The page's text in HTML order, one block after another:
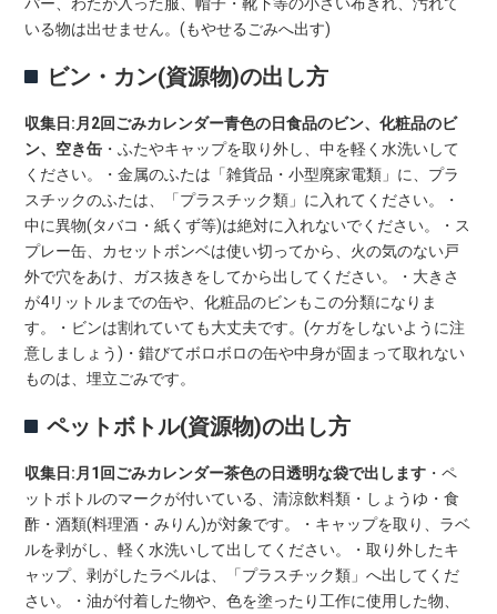
いる物は出せません。(もやせるごみへ出す)
ビン・カン(資源物)の出し方
収集日:月2回ごみカレンダー青色の日食品のビン、化粧品のビ
ン、空き缶 ・ふたやキャップを取り外し、中を軽く水洗いして
ください。・金属のふたは「雑貨品・小型廃家電類」に、プラ
スチックのふたは、「プラスチック類」に入れてください。・
中に異物(タバコ・紙くず等)は絶対に入れないでください。・ス
プレー缶、カセットボンベは使い切ってから、火の気のない戸
外で穴をあけ、ガス抜きをしてから出してください。・大きさ
が4リットルまでの缶や、化粧品のビンもこの分類になりま
す。・ビンは割れていても大丈夫です。(ケガをしないように注
意しましょう)・錯びてボロボロの缶や中身が固まって取れない
ものは、埋立ごみです。
ペットボトル(資源物)の出し方
収集日:月1回ごみカレンダー茶色の日透明な袋で出します ・ペ
ットボトルのマークが付いている、清涼飲料類・しょうゆ・食
酢・酒類(料理酒・みりん)が対象です。・キャップを取り、ラベ
ルを剥がし、軽く水洗いして出してください。・取り外したキ
ャップ、剥がしたラベルは、「プラスチック類」へ出してくだ
さい。・油が付着した物や、色を塗ったり工作に使用した物、